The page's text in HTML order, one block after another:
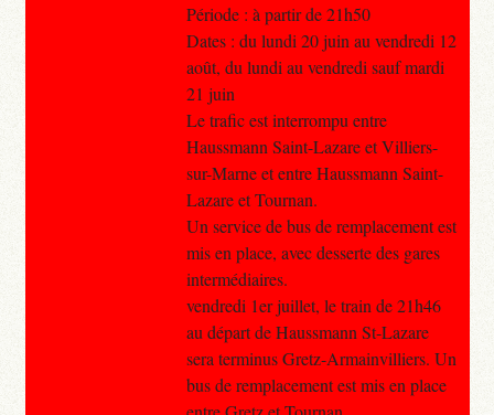
Période : à partir de 21h50
Dates : du lundi 20 juin au vendredi 12
août, du lundi au vendredi sauf mardi
21 juin
Le trafic est interrompu entre
Haussmann Saint-Lazare et Villiers-
sur-Marne et entre Haussmann Saint-
Lazare et Tournan.
Un service de bus de remplacement est
mis en place, avec desserte des gares
intermédiaires.
vendredi 1er juillet, le train de 21h46
au départ de Haussmann St-Lazare
sera terminus Gretz-Armainvilliers. Un
bus de remplacement est mis en place